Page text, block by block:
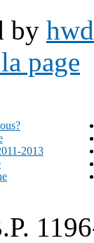
by
page
2013